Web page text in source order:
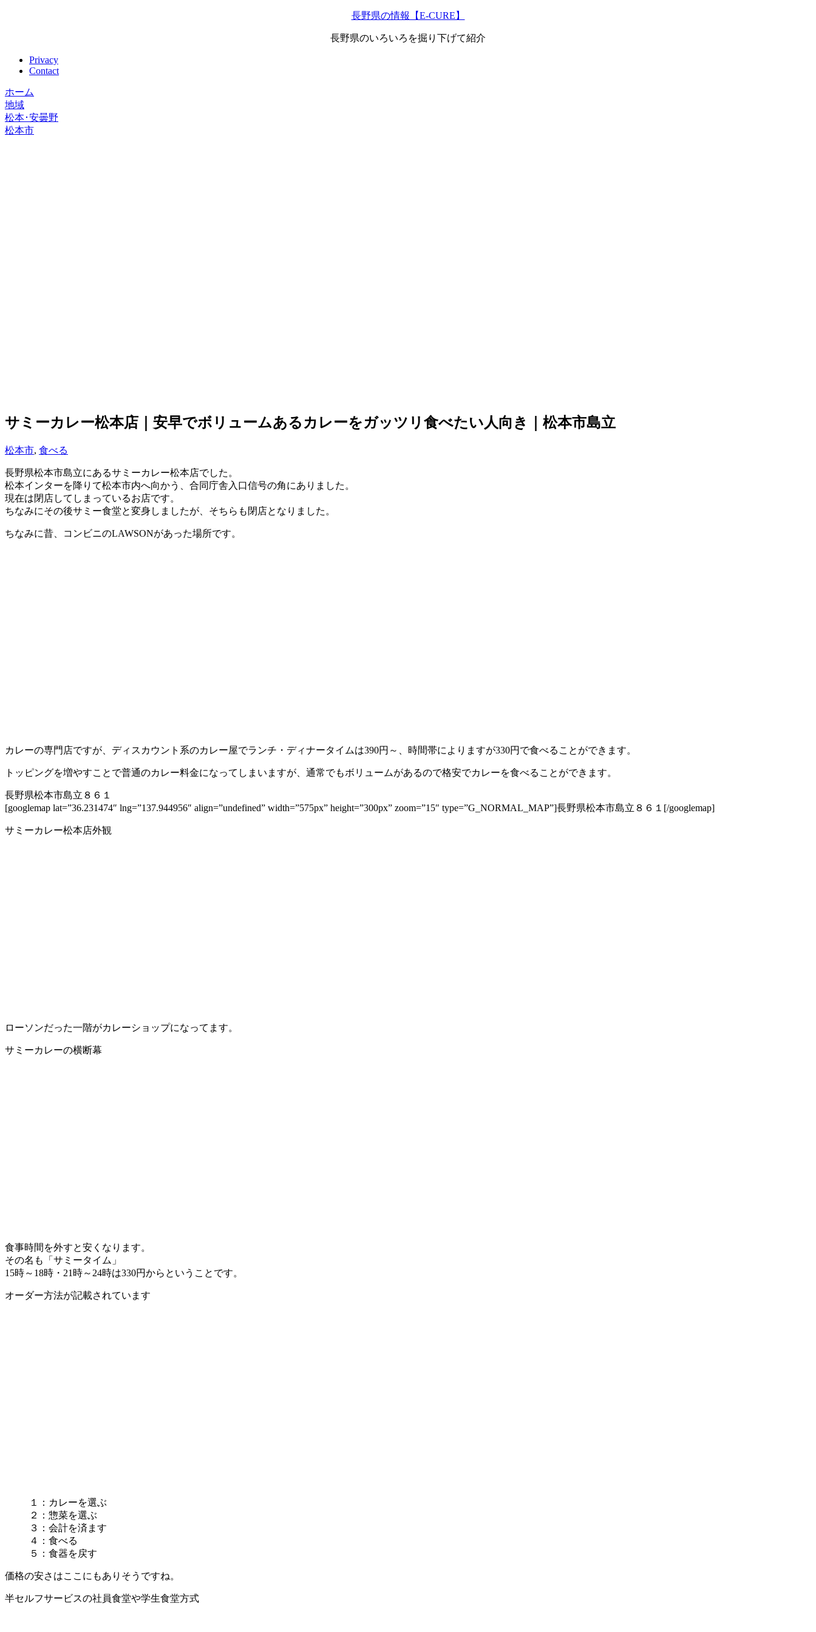
長野県の情報【E-CURE】
長野県のいろいろを掘り下げて紹介
Privacy
Contact
ホーム
地域
松本･安曇野
松本市
サミーカレー松本店｜安早でボリュームあるカレーをガッツリ食べたい人向き｜松本市島立
松本市, 食べる
長野県松本市島立にあるサミーカレー松本店でした。
松本インターを降りて松本市内へ向かう、合同庁舎入口信号の角にありました。
現在は閉店してしまっているお店です。
ちなみにその後サミー食堂と変身しましたが、そちらも閉店となりました。
ちなみに昔、コンビニのLAWSONがあった場所です。
カレーの専門店ですが、ディスカウント系のカレー屋でランチ・ディナータイムは390円～、時間帯によりますが330円で食べることができます。
トッピングを増やすことで普通のカレー料金になってしまいますが、通常でもボリュームがあるので格安でカレーを食べることができます。
長野県松本市島立８６１
[googlemap lat=”36.231474″ lng=”137.944956″ align=”undefined” width=”575px” height=”300px” zoom=”15″ type=”G_NORMAL_MAP”]長野県松本市島立８６１[/googlemap]
サミーカレー松本店外観
ローソンだった一階がカレーショップになってます。
サミーカレーの横断幕
食事時間を外すと安くなります。
その名も「サミータイム」
15時～18時・21時～24時は330円からということです。
オーダー方法が記載されています
１：カレーを選ぶ
２：惣菜を選ぶ
３：会計を済ます
４：食べる
５：食器を戻す
価格の安さはここにもありそうですね。
半セルフサービスの社員食堂や学生食堂方式